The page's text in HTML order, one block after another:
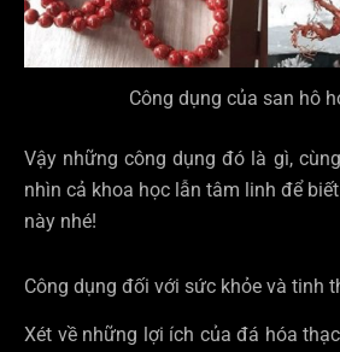
Công dụng của san hô
Vậy những công dụng đó là gì,
nhìn cả khoa học lẫn tâm linh để
này nhé!
Công dụng đối với sức khỏe và tinh
Xét về những lợi ích của đá hóa